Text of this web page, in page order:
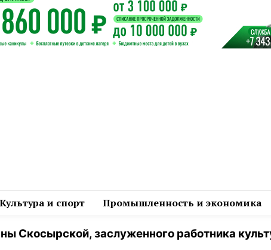
Культура и спорт Промышленность и экономика
Скосырской, заслуженного работника